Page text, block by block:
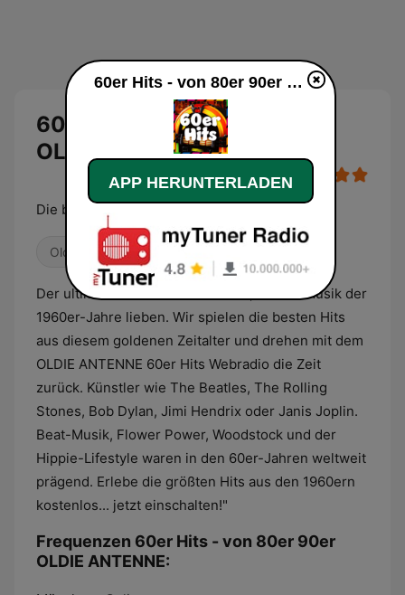
60er Hits - von 80er 90er
OLDIE ANTENNE Live
Die besten Hits aus dem goldenen Zeitalter
Oldies
Der ultimative Webstream für alle, die die Musik der
1960er-Jahre lieben. Wir spielen die besten Hits
aus diesem goldenen Zeitalter und drehen mit dem
OLDIE ANTENNE 60er Hits Webradio die Zeit
zurück. Künstler wie The Beatles, The Rolling
Stones, Bob Dylan, Jimi Hendrix oder Janis Joplin.
Beat-Musik, Flower Power, Woodstock und der
Hippie-Lifestyle waren in den 60er-Jahren weltweit
prägend. Erlebe die größten Hits aus den 1960ern
kostenlos... jetzt einschalten!"
Frequenzen 60er Hits - von 80er 90er
OLDIE ANTENNE:
60er Hits - von 80er 90er OLDIE ANTENNE live
APP HERUNTERLADEN